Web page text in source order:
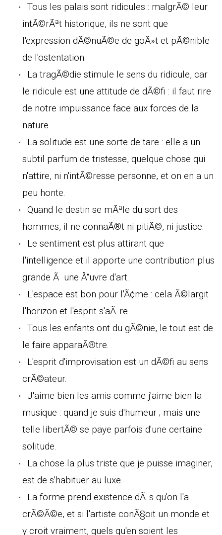
Tous les palais sont ridicules : malgrÃ© leur
intÃ©rÃªt historique, ils ne sont que
l'expression dÃ©nuÃ©e de goÃ»t et pÃ©nible
de l'ostentation.
La tragÃ©die stimule le sens du ridicule, car
le ridicule est une attitude de dÃ©fi : il faut rire
de notre impuissance face aux forces de la
nature.
La solitude est une sorte de tare : elle a un
subtil parfum de tristesse, quelque chose qui
n'attire, ni n'intÃ©resse personne, et on en a un
peu honte.
Quand le destin se mÃªle du sort des
hommes, il ne connaÃ®t ni pitiÃ©, ni justice.
Le sentiment est plus attirant que
l'intelligence et il apporte une contribution plus
grande Ã une Å“uvre d'art.
L'espace est bon pour l'Ã¢me : cela Ã©largit
l'horizon et l'esprit s'aÃ¨re.
Tous les enfants ont du gÃ©nie, le tout est de
le faire apparaÃ®tre.
L'esprit d'improvisation est un dÃ©fi au sens
crÃ©ateur.
J'aime bien les amis comme j'aime bien la
musique : quand je suis d'humeur ; mais une
telle libertÃ© se paye parfois d'une certaine
solitude.
La chose la plus triste que je puisse imaginer,
est de s'habituer au luxe.
La forme prend existence dÃ¨s qu'on l'a
crÃ©Ã©e, et si l'artiste conÃ§oit un monde et
y croit vraiment, quels qu'en soient les